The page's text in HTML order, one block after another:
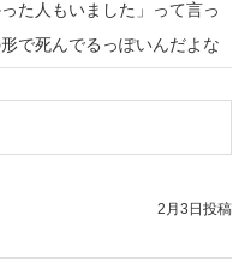
た人もいました」って言っ
で死んでるっぽいんだよな
2月3日投稿